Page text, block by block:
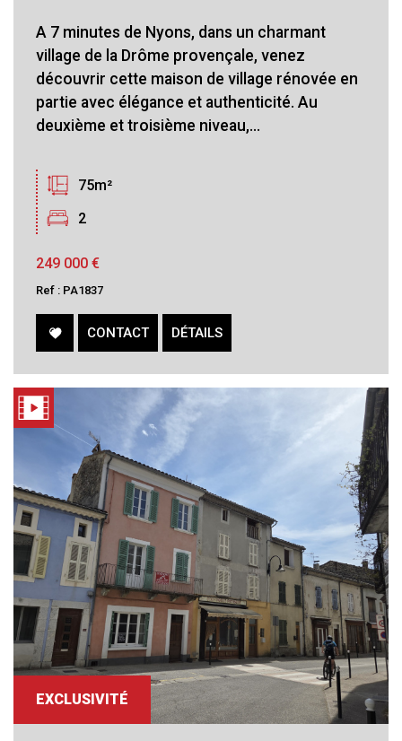
A 7 minutes de Nyons, dans un charmant
village de la Drôme provençale, venez
découvrir cette maison de village rénovée en
partie avec élégance et authenticité. Au
deuxième et troisième niveau,...
75m²
2
249 000 €
Ref : PA1837
CONTACT DÉTAILS
EXCLUSIVITÉ